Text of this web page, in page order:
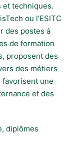
et techniques.
ou l’ESITC
des postes à
de formation
proposent des
des métiers
une
et des
diplômes